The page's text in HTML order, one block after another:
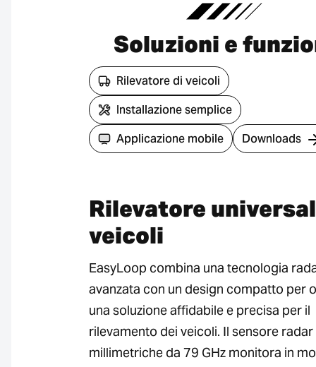
Soluzioni e
Rilevatore di veicoli
Installazione semplice
Applicazione mobile
Downloads
Rilevatore
veicoli
EasyLoop combina una tecnologia
avanzata con un design compatto per
una soluzione affidabile e precisa per il
rilevamento dei veicoli. Il sensore
millimetriche da 79 GHz monitora in